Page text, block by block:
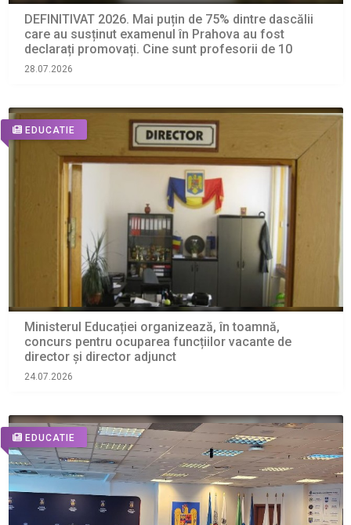
DEFINITIVAT 2026. Mai puțin de 75% dintre dascălii
care au susținut examenul în Prahova au fost
declarați promovați. Cine sunt profesorii de 10
28.07.2026
EDUCATIE
Ministerul Educației organizează, în toamnă,
concurs pentru ocuparea funcțiilor vacante de
director și director adjunct
24.07.2026
EDUCATIE